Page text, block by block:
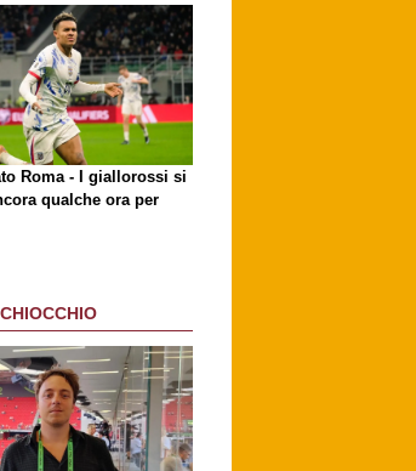
Roma - I giallorossi si
qualche ora per